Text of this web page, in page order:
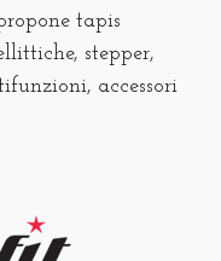
tapis
stepper,
accessori